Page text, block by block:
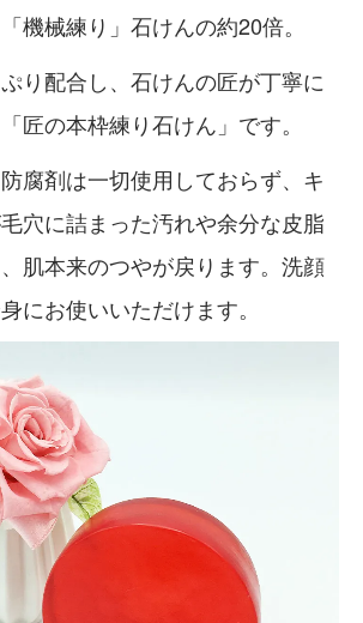
機械練り」石けんの約20倍。
り配合し、石けんの匠が丁寧に
匠の本枠練り石けん」です。
腐剤は一切使用しておらず、キ
穴に詰まった汚れや余分な皮脂
肌本来のつやが戻ります。洗顔
にお使いいただけます。